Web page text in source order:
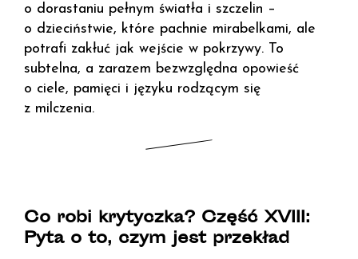
o dorastaniu pełnym światła i szczelin –
o dzieciństwie, które pachnie mirabelkami, ale
potrafi zakłuć jak wejście w pokrzywy. To
subtelna, a zarazem bezwzględna opowieść
o ciele, pamięci i języku rodzącym się
z milczenia.
Co robi krytyczka? Część XVIII:
Pyta o to, czym jest przekład